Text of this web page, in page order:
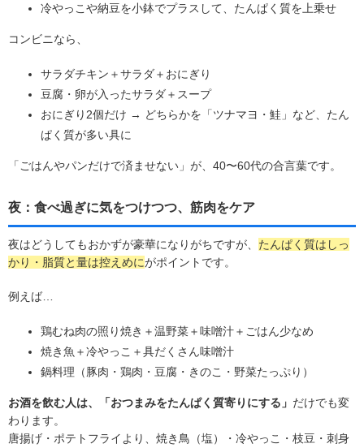
冷やっこや納豆を小鉢でプラスして、たんぱく質を上乗せ
コンビニなら、
サラダチキン＋サラダ＋おにぎり
豆腐・卵が入ったサラダ＋スープ
おにぎり2個だけ → どちらかを「ツナマヨ・鮭」など、たん
ぱく質が多い具に
「ごはんやパンだけで済ませない」が、40〜60代の合言葉です。
夜：食べ過ぎに気をつけつつ、筋肉をケア
夜はどうしてもおかずが豪華になりがちですが、 たんぱく質はしっ
かり・脂質と量は控えめにがポイントです。
例えば…
鶏むね肉の照り焼き＋温野菜＋味噌汁＋ごはん少なめ
焼き魚＋冷やっこ＋具だくさん味噌汁
鍋料理（豚肉・鶏肉・豆腐・きのこ・野菜たっぷり）
お酒を飲む人は、「おつまみをたんぱく質寄りにする」 だけでも変
わります。
唐揚げ・ポテトフライより、焼き鳥（塩）・冷やっこ・枝豆・刺身